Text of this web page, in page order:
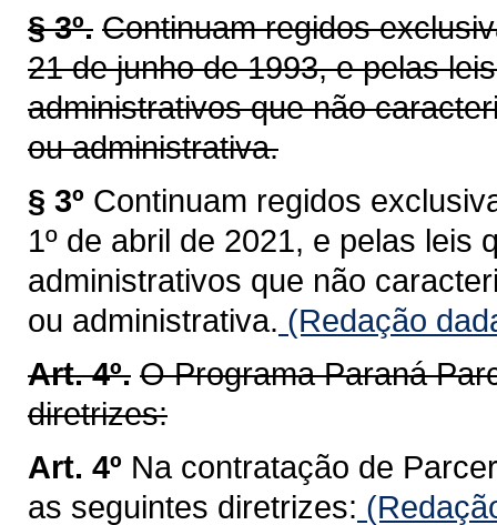
§ 3º. Continuam regidos
21 de junho de 1993, e pelas
administrativos que não
ou administrativa.
§ 3º Continuam regidos
1º de abril de 2021, e pelas leis
administrativos que não
ou administrativa. (Redação
Art. 4º. O Programa Paraná
diretrizes:
Art. 4º Na contratação de
as seguintes diretrizes: